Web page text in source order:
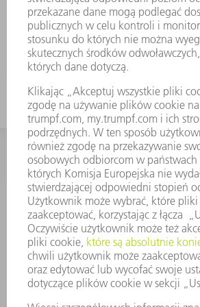
KONTAKT
Dział Części Zamiennych i
48225753936
8.00 - 17.00